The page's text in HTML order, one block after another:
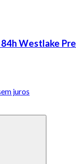
Westlake
juros